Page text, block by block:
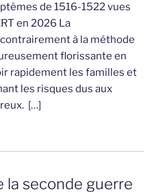
de 1516-1522 vues
en 2026 La
à la méthode
florissante en
rapidement les familles et
les risques dus aux
[…]
la seconde guerre